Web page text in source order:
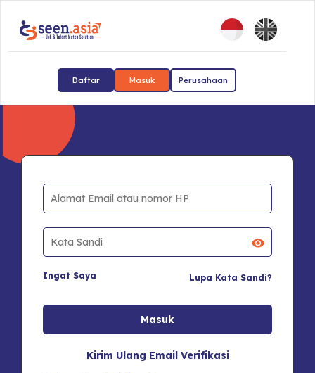
Daftar Masuk Perusahaan
Ingat Saya Lupa Kata Sandi?
Kirim Ulang Email Verifikasi